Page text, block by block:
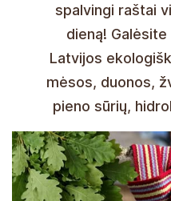
spalvingi raštai
dieną!
Latvijos
mėsos, duonos,
pieno sūrių,